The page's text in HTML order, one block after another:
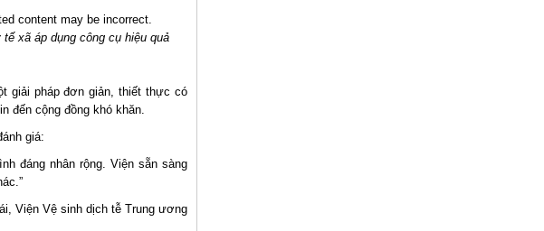
xã áp dụng công cụ hiệu quả
giải pháp đơn giản, thiết thực có
đến cộng đồng khó khăn.
giá:
đáng nhân rộng. Viện sẵn sàng
Viện Vệ sinh dịch tễ Trung ương